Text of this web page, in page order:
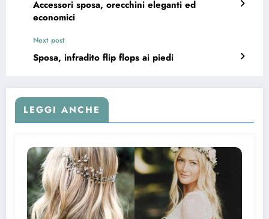
Accessori sposa, orecchini eleganti ed
economici
Next post
Sposa, infradito flip flops ai piedi
LEGGI ANCHE